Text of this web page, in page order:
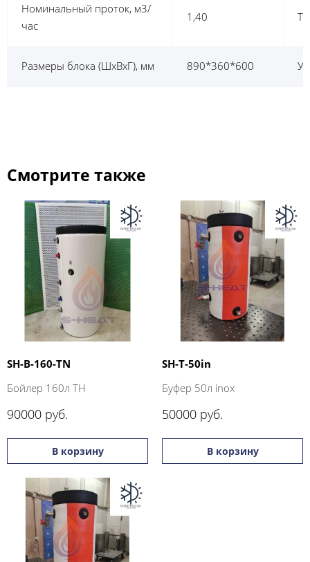
Номинальный проток, м3/
час
1,40
Размеры блока (ШхВхГ), мм 890*360*600
Смотрите также
SH-B-160-TN
Бойлер 160л ТН
90000 руб.
В корзину
SH-T-50in
Буфер 50л inox
50000 руб.
В корзину